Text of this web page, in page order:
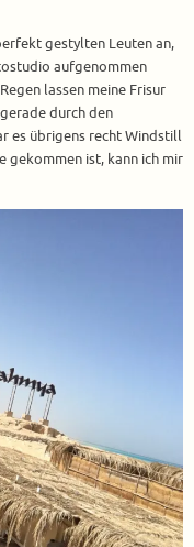
gestylten Leuten an,
aufgenommen
lassen meine Frisur
durch den
es übrigens recht Windstill
gekommen ist, kann ich mir